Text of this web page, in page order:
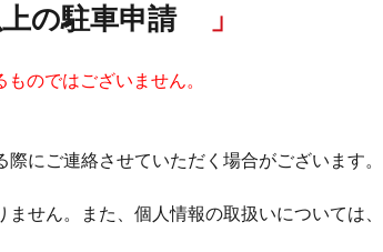
の駐車申請
のではございません。
にご連絡させていただく場合がございます。
せん。また、個人情報の取扱いについては、